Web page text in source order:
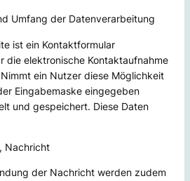
Umfang der Datenverarbeitung
ist ein Kontaktformular
die elektronische Kontaktaufnahme
ein Nutzer diese Möglichkeit
Eingabemaske eingegeben
und gespeichert. Diese Daten
Nachricht
der Nachricht werden zudem